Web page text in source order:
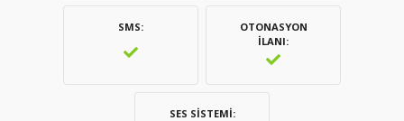
SMS
OTONASYON
İLANI
SES SISTEMI